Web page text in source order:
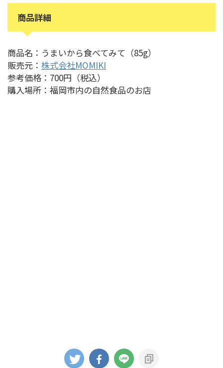
商品詳細
商品名：うまいから食べてみて（85g）
販売元： 株式会社MOMIKI
参考価格：700円（税込）
購入場所：福岡市内の自然食品のお店